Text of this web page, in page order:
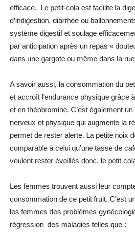
efficace. Le petit-cola est facilite la
d’indigestion, diarrhée ou
système digestif et soulage
par anticipation après un repas «
dans une gargote ou même dans la
A savoir aussi, la consommation du
et accroît l’endurance physique grâce
et en théobromine. C’est également
nerveux et physique qui augmente la
permet de rester alerte. La petite noix
comparable à celui qu’une tasse de
veulent rester éveillés donc, le petit
Les femmes trouvent aussi leur
consommation de ce petit fruit. C’est
les femmes des problèmes
régression des maladies telles que :